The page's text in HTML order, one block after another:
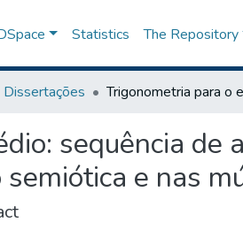
Statistics The Repository
Dissertações
sequência de
e nas